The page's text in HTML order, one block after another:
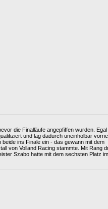
die Finalläufe angepfiffen wurden. Egal
und lag dadurch uneinholbar vorne.
ins Finale ein - das gewann mit dem
von Volland Racing stammte. Mit Rang
Szabo hatte mit dem sechsten Platz im